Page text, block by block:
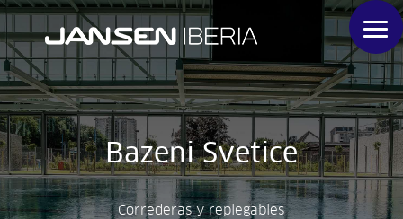
Bazeni Svetice
Correderas y replegables